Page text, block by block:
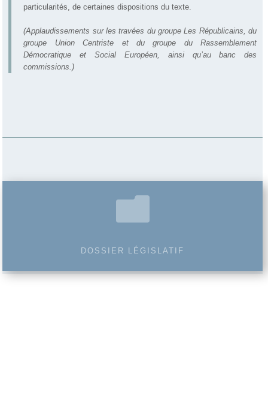
particularités, de certaines dispositions du texte.
(Applaudissements sur les travées du groupe Les Républicains, du
groupe Union Centriste et du groupe du Rassemblement
Démocratique et Social Européen, ainsi qu’au banc des
commissions.)

DOSSIER LÉGISLATIF